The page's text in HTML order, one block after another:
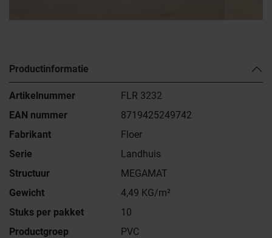
Productinformatie
Artikelnummer
FLR 3232
EAN nummer
8719425249742
Fabrikant
Floer
Serie
Landhuis
Structuur
MEGAMAT
Gewicht
4,49 KG/m²
Stuks per pakket
10
Productgroep
PVC